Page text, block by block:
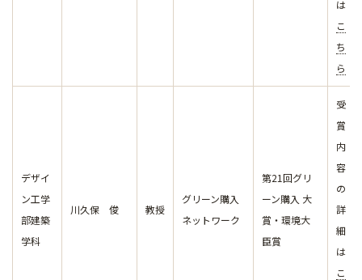
は
こ
ち
ら
デザイ
ン工学
部建築
学科
川久保 俊 教授
グリーン購入
ネットワーク
第21回グリ
ーン購入 大
賞・環境大
臣賞
受
賞
内
容
の
詳
細
は
こ